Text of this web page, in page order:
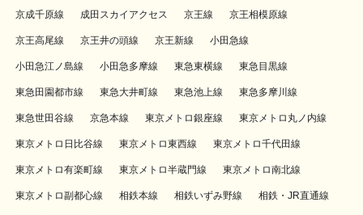
京成千原線 成田スカイアクセス 京王線 京王相模原線
京王高尾線 京王井の頭線 京王新線 小田急線
小田急江ノ島線 小田急多摩線 東急東横線 東急目黒線
東急田園都市線 東急大井町線 東急池上線 東急多摩川線
東急世田谷線 京急本線 東京メトロ銀座線 東京メトロ丸ノ内線
東京メトロ日比谷線 東京メトロ東西線 東京メトロ千代田線
東京メトロ有楽町線 東京メトロ半蔵門線 東京メトロ南北線
東京メトロ副都心線 相鉄本線 相鉄いずみ野線 相鉄・JR直通線